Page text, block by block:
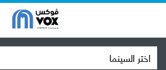
اختر السينما